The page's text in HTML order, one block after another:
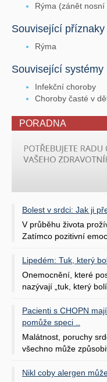
Rýma (zánět nosní
Související příznaky
Rýma
Související systémy
Infekční choroby
Choroby časté v
PORADNA
Bolest v srdci: Jak ji
V průběhu života
Zatímco pozitivní
Lipedém: Tuk, který
Onemocnění, které
nazývají „tuk, který
Pacienti s CHOPN
pomůže speci ..
Malátnost, poruchy
všechno může
Nikl coby alergen